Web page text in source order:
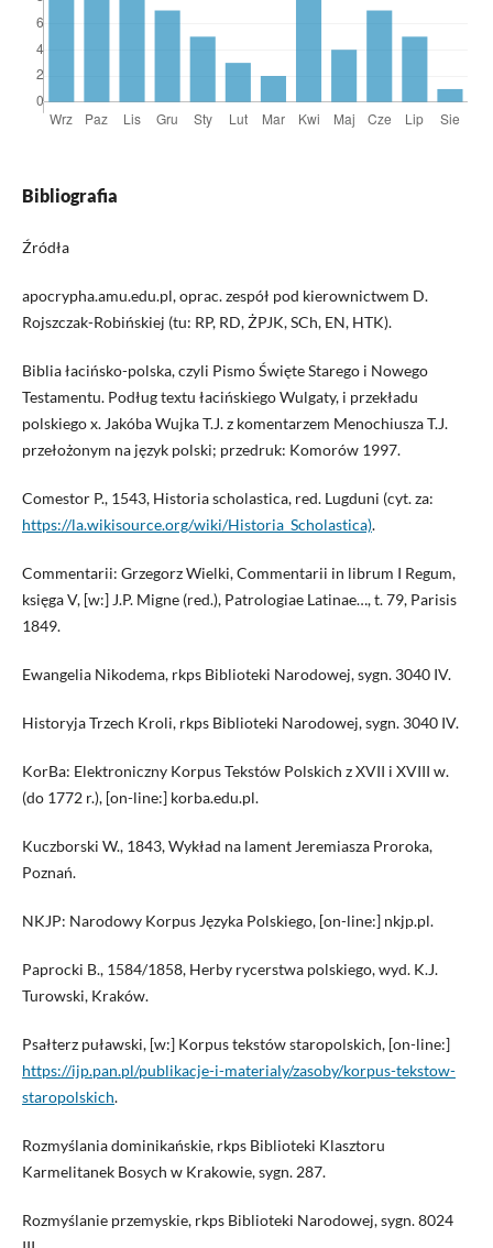
Bibliografia
Źródła
apocrypha.amu.edu.pl, oprac. zespół pod kierownictwem D.
Rojszczak-Robińskiej (tu: RP, RD, ŻPJK, SCh, EN, HTK).
Biblia łacińsko-polska, czyli Pismo Święte Starego i Nowego
Testamentu. Podług textu łacińskiego Wulgaty, i przekładu
polskiego x. Jakóba Wujka T.J. z komentarzem Menochiusza T.J.
przełożonym na język polski; przedruk: Komorów 1997.
Comestor P., 1543, Historia scholastica, red. Lugduni (cyt. za:
https://la.wikisource.org/wiki/Historia_Scholastica).
Commentarii: Grzegorz Wielki, Commentarii in librum I Regum,
księga V, [w:] J.P. Migne (red.), Patrologiae Latinae…, t. 79, Parisis
1849.
Ewangelia Nikodema, rkps Biblioteki Narodowej, sygn. 3040 IV.
Historyja Trzech Kroli, rkps Biblioteki Narodowej, sygn. 3040 IV.
KorBa: Elektroniczny Korpus Tekstów Polskich z XVII i XVIII w.
(do 1772 r.), [on-line:] korba.edu.pl.
Kuczborski W., 1843, Wykład na lament Jeremiasza Proroka,
Poznań.
NKJP: Narodowy Korpus Języka Polskiego, [on-line:] nkjp.pl.
Paprocki B., 1584/1858, Herby rycerstwa polskiego, wyd. K.J.
Turowski, Kraków.
Psałterz puławski, [w:] Korpus tekstów staropolskich, [on-line:]
https://ijp.pan.pl/publikacje-i-materialy/zasoby/korpus-tekstow-
staropolskich.
Rozmyślania dominikańskie, rkps Biblioteki Klasztoru
Karmelitanek Bosych w Krakowie, sygn. 287.
Rozmyślanie przemyskie, rkps Biblioteki Narodowej, sygn. 8024